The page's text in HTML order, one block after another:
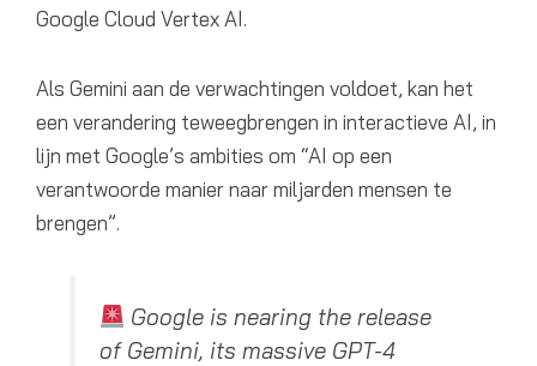
Google Cloud Vertex AI.
Als Gemini aan de verwachtingen voldoet, kan het
een verandering teweegbrengen in interactieve AI, in
lijn met Google’s ambities om “AI op een
verantwoorde manier naar miljarden mensen te
brengen”.
Google is nearing the release
of Gemini, its massive GPT-4